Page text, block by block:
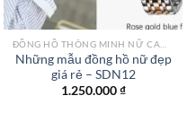
Những mẫu đồng hồ nữ đẹp
giá rẻ – SDN12
1.250.000₫